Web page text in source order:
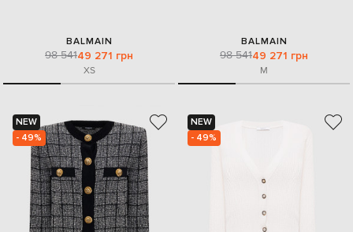
BALMAIN
98 54149 271 грн
XS
BALMAIN
98 54149 271 грн
M
NEW
- 49%
NEW
- 49%